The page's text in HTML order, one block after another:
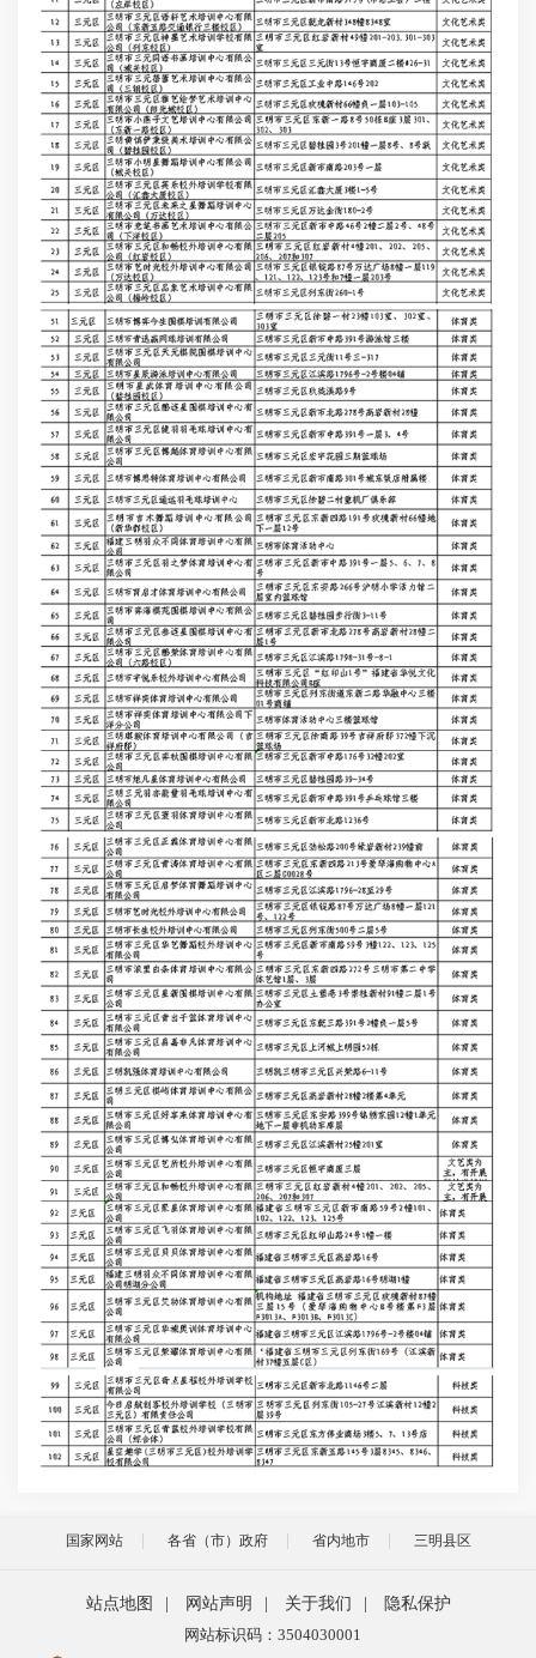
国家网站 各省（市）政府 省内地市 三明县区
站点地图 网站声明 关于我们
隐私保护
网站标识码：3504030001